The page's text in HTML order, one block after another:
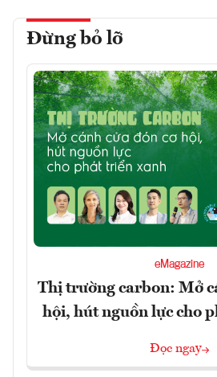
Đừng bỏ lỡ
eMagazine
Thị trường carbon: Mở
hội, hút nguồn lực cho
Đọc ngay